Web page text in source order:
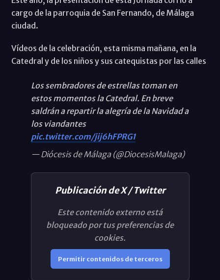
cargo de la parroquia de San Fernando, de Málaga
ciudad.
Vídeos de la celebración, esta misma mañana, en la
Catedral y de los niños y sus catequistas por las calles
Los sembradores de estrellas toman en
estos momentos la Catedral. En breve
saldrán a repartir la alegría de la Navidad a
los viandantes
pic.twitter.com/jij6hFPRG1
— Diócesis de Málaga (@DiocesisMalaga)
Publicación de X / Twitter
Este contenido externo está
bloqueado por tus preferencias de
cookies.
Permitir contenidos de terceros